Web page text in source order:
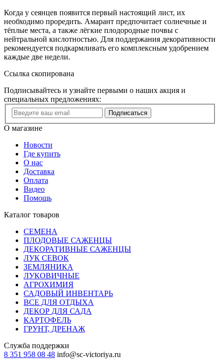
Когда у сеянцев появится первый настоящий лист, их
необходимо проредить. Амарант предпочитает солнечные и
тёплые места, а также лёгкие плодородные почвы с
нейтральной кислотностью. Для поддержания декоративности
рекомендуется подкармливать его комплексным удобрением
каждые две недели.
Ссылка скопирована
Подписывайтесь и узнайте первыми о наших акция и
специальных предложениях:
Подписаться
О магазине
Новости
Где купить
О нас
Доставка
Оплата
Видео
Помощь
Каталог товаров
СЕМЕНА
ПЛОДОВЫЕ САЖЕНЦЫ
ДЕКОРАТИВНЫЕ САЖЕНЦЫ
ЛУК СЕВОК
ЗЕМЛЯНИКА
ЛУКОВИЧНЫЕ
АГРОХИМИЯ
САДОВЫЙ ИНВЕНТАРЬ
ВСЕ ДЛЯ ОТДЫХА
ДЕКОР ДЛЯ САДА
КАРТОФЕЛЬ
ГРУНТ, ДРЕНАЖ
Служба поддержки
8 351 958 08 48 info@sc-victoriya.ru